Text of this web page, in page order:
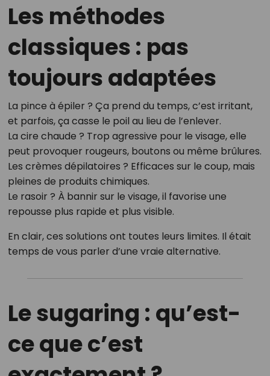
Les méthodes
classiques : pas
toujours adaptées
La pince à épiler ? Ça prend du temps, c’est irritant,
et parfois, ça casse le poil au lieu de l’enlever.
La cire chaude ? Trop agressive pour le visage, elle
peut provoquer rougeurs, boutons ou même brûlures.
Les crèmes dépilatoires ? Efficaces sur le coup, mais
pleines de produits chimiques.
Le rasoir ? À bannir sur le visage, il favorise une
repousse plus rapide et plus visible.
En clair, ces solutions ont toutes leurs limites. Il était
temps de vous parler d’une vraie alternative.
Le sugaring : qu’est-
ce que c’est